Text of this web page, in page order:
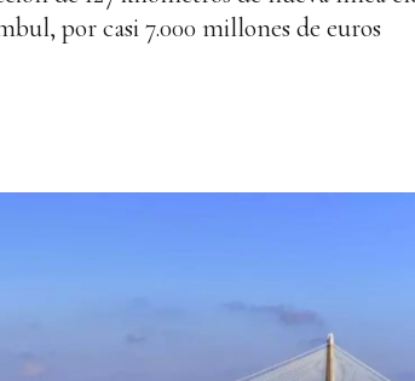
por casi 7.000 millones de euros